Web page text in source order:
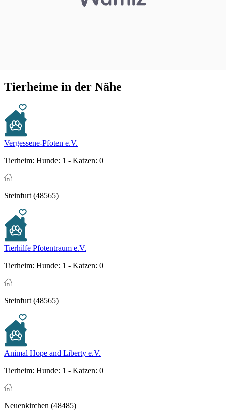
Tierheime in der Nähe
Vergessene-Pfoten e.V.
Tierheim: Hunde: 1 - Katzen: 0
Steinfurt (48565)
Tierhilfe Pfotentraum e.V.
Tierheim: Hunde: 1 - Katzen: 0
Steinfurt (48565)
Animal Hope and Liberty e.V.
Tierheim: Hunde: 1 - Katzen: 0
Neuenkirchen (48485)